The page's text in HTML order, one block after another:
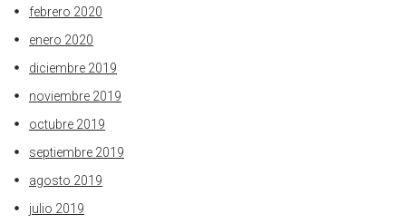
febrero 2020
enero 2020
diciembre 2019
noviembre 2019
octubre 2019
septiembre 2019
agosto 2019
julio 2019